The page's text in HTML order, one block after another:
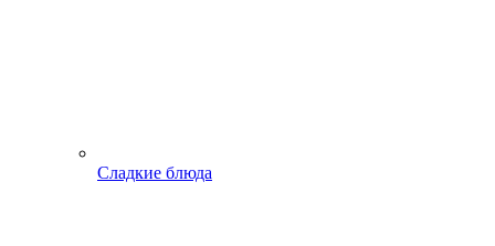
Сладкие блюда